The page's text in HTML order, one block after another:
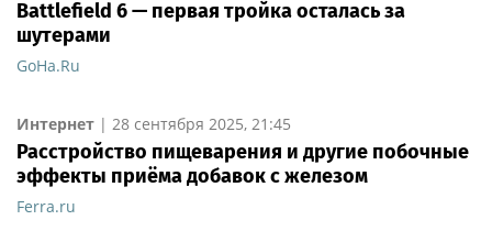
Battlefield 6 — первая тройка осталась за
шутерами
GoHa.Ru
Интернет | 28 сентября 2025, 21:45
Расстройство пищеварения и другие побочные
эффекты приёма добавок с железом
Ferra.ru